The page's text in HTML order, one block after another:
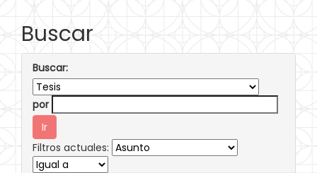
Buscar
Buscar:
por
Filtros actuales: